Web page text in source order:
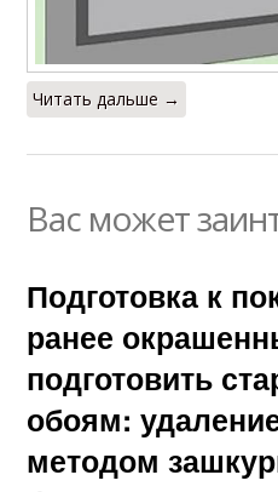
Читать дальше →
Вас может
Подготовка к
ранее
подготовить
обоям:
методом